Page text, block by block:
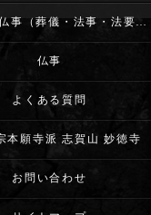
岐阜市の仏事（葬儀・法事・法要）･浄土真宗本願寺派 志賀山 妙徳寺のお客様の声
仏事
よくある質問
本願寺派 志賀山 妙徳寺
お問い合わせ